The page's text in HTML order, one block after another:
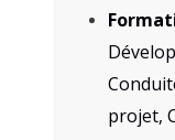
projet,